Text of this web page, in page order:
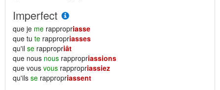
Imperfect
que je me rappropriasse
que tu te rappropriasses
qu'il se rappropriât
que nous nous rappropriassions
que vous vous rappropriassiez
qu'ils se rappropriassent